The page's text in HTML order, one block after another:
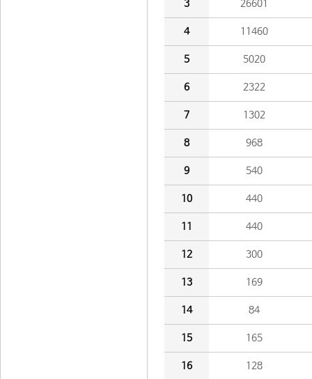
3 26601
4 11460
5 5020
6 2322
7 1302
8 968
9 540
10 440
11 440
12 300
13 169
14 84
15 165
16 128